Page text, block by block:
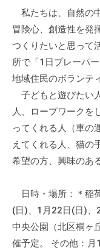
ざ
は
、
N
P
・
ン
テ
活
動
の
i
私たちは、自然の
冒険心、創造性を発
つくりたいと思って
所で「1日プレーパ
地域住民のボランテ
子どもと遊びたい
人、ロープワークを
ってくれる人（車の
えてくれる人、猫の
希望の方、興味のあ
日時・場所：＊稲
(日)、1月22日(日)、
中央公園（北区桐ヶ
催予定。 その他：月